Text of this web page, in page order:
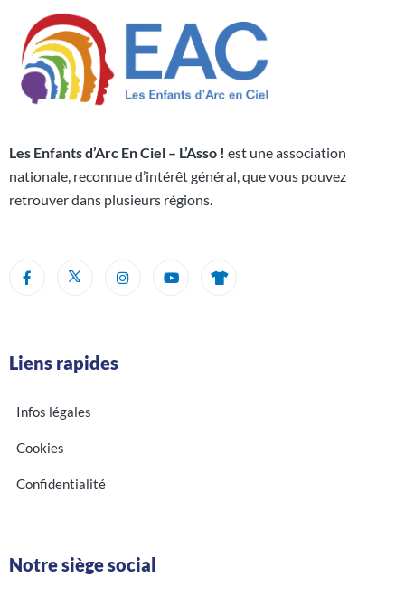
Les Enfants d’Arc En Ciel – L’Asso ! est une association
nationale, reconnue d’intérêt général, que vous pouvez
retrouver dans plusieurs régions.
Liens rapides
Infos légales
Cookies
Confidentialité
Notre siège social